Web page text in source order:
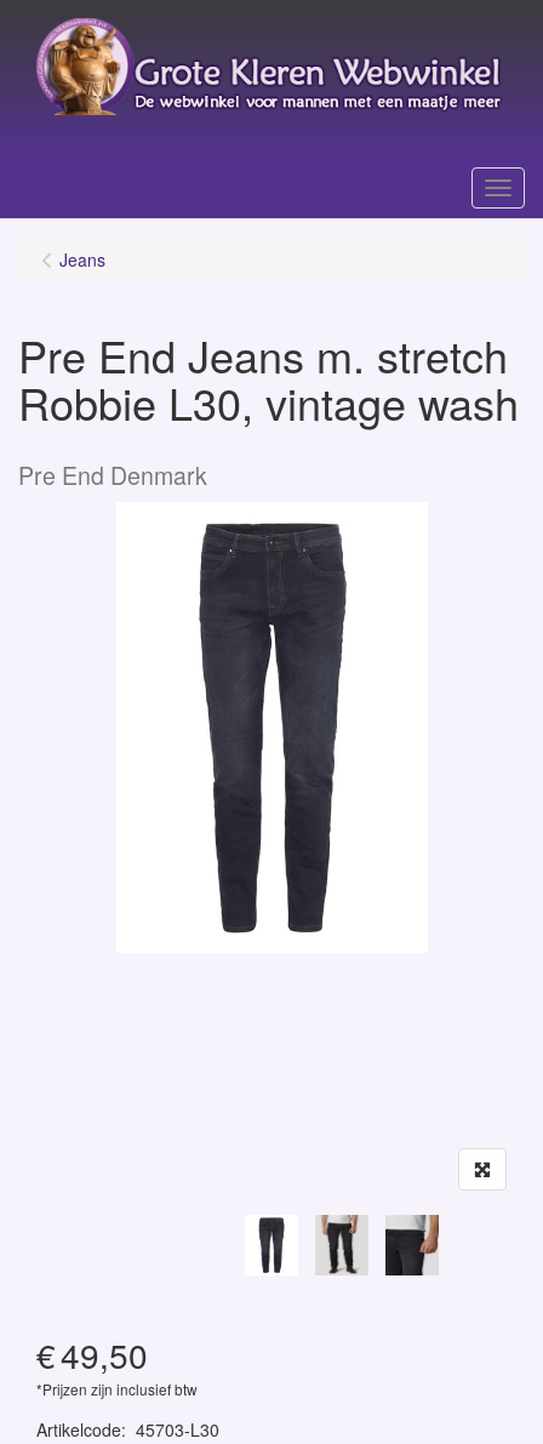
Menu
Jeans
Pre End Jeans m. stretch
Robbie L30, vintage wash
Pre End Denmark
€49,50
*Prijzen zijn inclusief btw
Artikelcode: 45703-L30